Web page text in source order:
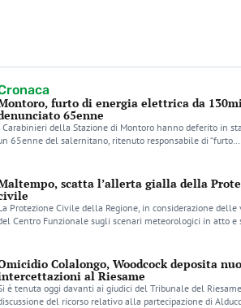
furto di energia elettrica da
65enne
Carabinieri della Stazione di Montoro hanno deferito in
65enne del salernitano, ritenuto responsabile di “furto…
scatta l’allerta gialla della
Protezione Civile della Regione, in considerazione delle
Centro Funzionale sugli scenari meteorologici in atto
Colalongo, Woodcock deposita
al Riesame
è tenuta oggi davanti ai giudici del Tribunale del
del ricorso relativo alla partecipazione di